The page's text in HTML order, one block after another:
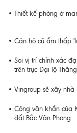
Thiết kế phòng ở
Căn hộ cũ ẩm thấp
Soi vị trí chính xác
trên trục Đại lộ
Vingroup sẽ xây
Công văn khẩn của
đất Bắc Vân Phong